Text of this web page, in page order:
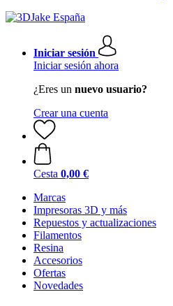
Iniciar sesión
Iniciar sesión ahora
¿Eres un nuevo usuario?
Crear una cuenta
Cesta 0,00 €
Marcas
Impresoras 3D y más
Repuestos y actualizaciones
Filamentos
Resina
Accesorios
Ofertas
Novedades